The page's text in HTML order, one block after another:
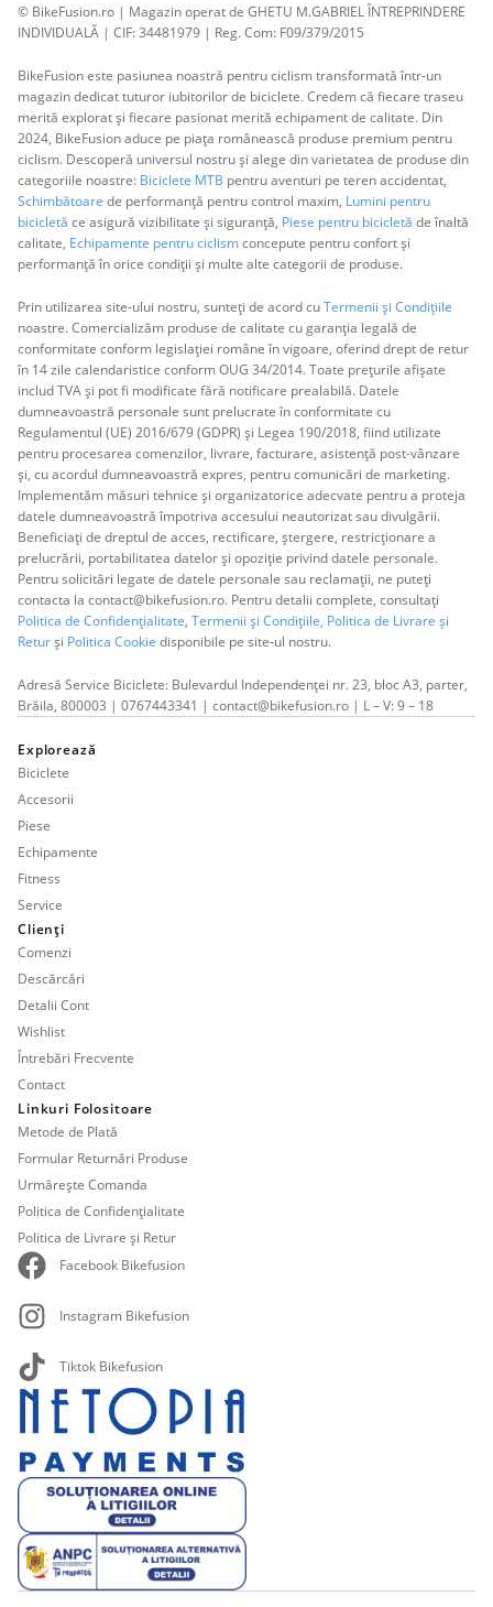
© BikeFusion.ro | Magazin operat de GHETU M.GABRIEL ÎNTREPRINDERE
INDIVIDUALĂ | CIF: 34481979 | Reg. Com: F09/379/2015
BikeFusion este pasiunea noastră pentru ciclism transformată într-un
magazin dedicat tuturor iubitorilor de biciclete. Credem că fiecare traseu
merită explorat și fiecare pasionat merită echipament de calitate. Din
2024, BikeFusion aduce pe piața românească produse premium pentru
ciclism. Descoperă universul nostru și alege din varietatea de produse din
categoriile noastre: Biciclete MTB pentru aventuri pe teren accidentat,
Schimbătoare de performanță pentru control maxim, Lumini pentru
bicicletă ce asigură vizibilitate și siguranță, Piese pentru bicicletă de înaltă
calitate, Echipamente pentru ciclismconcepute pentru confort și
performanță în orice condiții și multe alte categorii de produse.
Prin utilizarea site-ului nostru, sunteți de acord cuTermenii și Condițiile
noastre. Comercializăm produse de calitate cu garanția legală de
conformitate conform legislației române în vigoare, oferind drept de retur
în 14 zile calendaristice conform OUG 34/2014. Toate prețurile afișate
includ TVA și pot fi modificate fără notificare prealabilă. Datele
dumneavoastră personale sunt prelucrate în conformitate cu
Regulamentul (UE) 2016/679 (GDPR) și Legea 190/2018, fiind utilizate
pentru procesarea comenzilor, livrare, facturare, asistență post-vânzare
și, cu acordul dumneavoastră expres, pentru comunicări de marketing.
Implementăm măsuri tehnice și organizatorice adecvate pentru a proteja
datele dumneavoastră împotriva accesului neautorizat sau divulgării.
Beneficiați de dreptul de acces, rectificare, ștergere, restricționare a
prelucrării, portabilitatea datelor și opoziție privind datele personale.
Pentru solicitări legate de datele personale sau reclamații, ne puteți
contacta la contact@bikefusion.ro. Pentru detalii complete, consultați
Politica de Confidențialitate, Termenii și Condițiile, Politica de Livrare și
Returși Politica Cookie disponibile pe site-ul nostru.
Adresă Service Biciclete: Bulevardul Independenței nr. 23, bloc A3, parter,
Brăila, 800003 | 0767443341 | contact@bikefusion.ro | L – V: 9 – 18
Explorează
Biciclete
Accesorii
Piese
Echipamente
Fitness
Service
Clienți
Comenzi
Descărcări
Detalii Cont
Wishlist
Întrebări Frecvente
Contact
Linkuri Folositoare
Metode de Plată
Formular Returnări Produse
Urmărește Comanda
Politica de Confidențialitate
Politica de Livrare și Retur
Facebook Bikefusion
Instagram Bikefusion
Tiktok Bikefusion